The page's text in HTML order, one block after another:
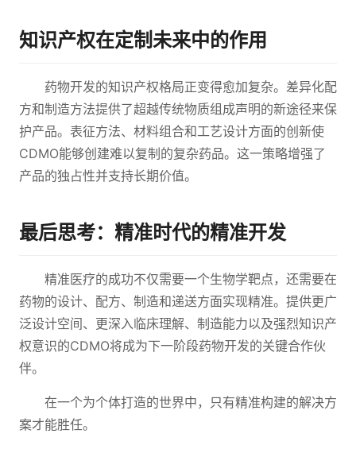
知识产权在定制未来中的作用
药物开发的知识产权格局正变得愈加复杂。差异化配
方和制造方法提供了超越传统物质组成声明的新途径来保
护产品。表征方法、材料组合和工艺设计方面的创新使
CDMO能够创建难以复制的复杂药品。这一策略增强了
产品的独占性并支持长期价值。
最后思考：精准时代的精准开发
精准医疗的成功不仅需要一个生物学靶点，还需要在
药物的设计、配方、制造和递送方面实现精准。提供更广
泛设计空间、更深入临床理解、制造能力以及强烈知识产
权意识的CDMO将成为下一阶段药物开发的关键合作伙
伴。
在一个为个体打造的世界中，只有精准构建的解决方
案才能胜任。